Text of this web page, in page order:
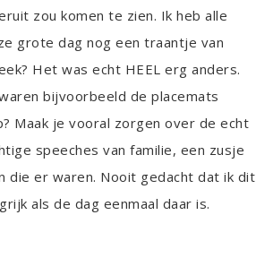
zou komen te zien. Ik heb alle
grote dag nog een traantje van
Het was echt HEEL erg anders.
bijvoorbeeld de placemats
Maak je vooral zorgen over de echt
speeches van familie, een zusje
die er waren. Nooit gedacht dat ik dit
als de dag eenmaal daar is.